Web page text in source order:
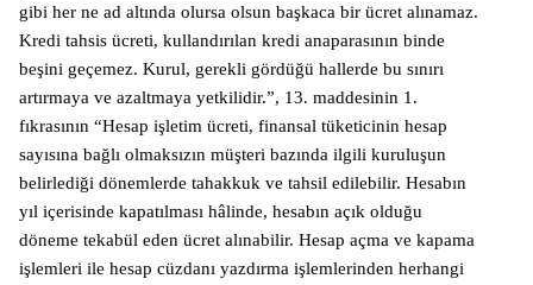
gibi her ne ad altında olursa olsun başkaca bir ücret alınamaz.
Kredi tahsis ücreti, kullandırılan kredi anaparasının binde
beşini geçemez. Kurul, gerekli gördüğü hallerde bu sınırı
artırmaya ve azaltmaya yetkilidir.”, 13. maddesinin 1.
fıkrasının “Hesap işletim ücreti, finansal tüketicinin hesap
sayısına bağlı olmaksızın müşteri bazında ilgili kuruluşun
belirlediği dönemlerde tahakkuk ve tahsil edilebilir. Hesabın
yıl içerisinde kapatılması hâlinde, hesabın açık olduğu
döneme tekabül eden ücret alınabilir. Hesap açma ve kapama
işlemleri ile hesap cüzdanı yazdırma işlemlerinden herhangi